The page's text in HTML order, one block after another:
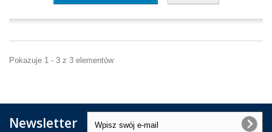
Pokazuje 1 - 3 z 3 elementów
Newsletter